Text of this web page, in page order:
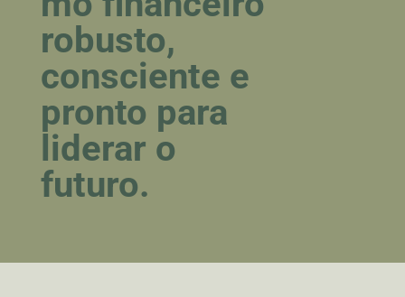
robusto,
consciente e
pronto para
liderar o
futuro.